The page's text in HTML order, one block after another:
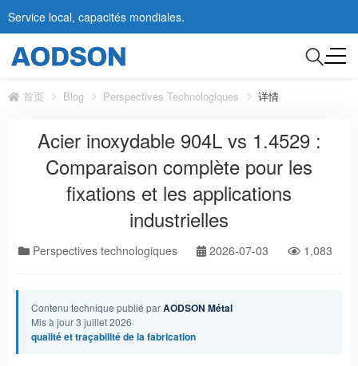
Service local, capacités mondiales.
首页 Blog Perspectives Technologiques 详情
Acier inoxydable 904L vs 1.4529 :
Comparaison complète pour les
fixations et les applications
industrielles
Perspectives technologiques 2026-07-03 1,083
Contenu technique publié parAODSON Métal
Mis à jour 3 juillet 2026
qualité et traçabilité de la fabrication